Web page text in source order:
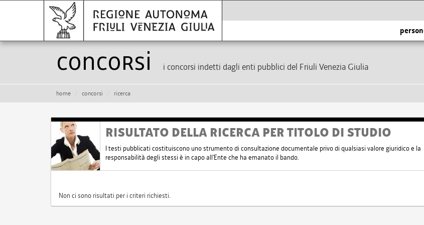
Concorsi i concorsi indetti dagli enti pubblici del Friuli Venezia Giulia
home concorsi ricerca
RISULTATO DELLA RICERCA PER TITOLO DI STUDIO
I testi pubblicati costituiscono uno strumento di consultazione documentale privo di qualsiasi valore giuridico e la
responsabilità degli stessi è in capo all'Ente che ha emanato il bando.
Non ci sono risultati per i criteri richiesti.